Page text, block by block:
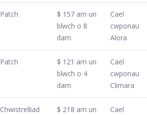
Patch
$ 157 am un
blwch o 8
darn
Cael
cwponau
Alora
Patch
$ 121 am un
blwch o 4
darn
Cael
cwponau
Climara
Chwistrelliad
$ 218 am un
Cael